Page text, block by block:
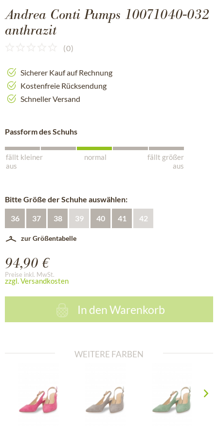
Andrea Conti Pumps 10071040-032
anthrazit
(0)
Sicherer Kauf auf Rechnung
Kostenfreie Rücksendung
Schneller Versand
Passform des Schuhs
fällt kleiner
aus
normal
fällt größer
aus
Bitte Größe der Schuhe auswählen:
36 37 38 39 40 41 42
zur Größentabelle
94,90 €
Preise inkl. MwSt.
zzgl. Versandkosten
In denWarenkorb
WEITERE FARBEN